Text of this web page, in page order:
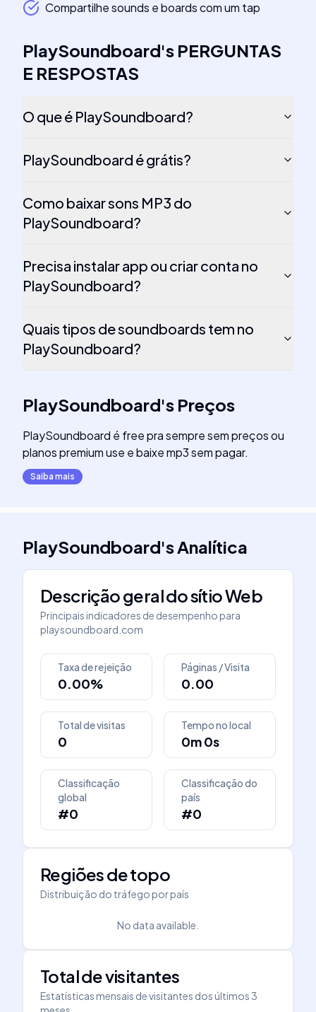
Compartilhe sounds e boards com um tap
PlaySoundboard's PERGUNTAS
E RESPOSTAS
O que é PlaySoundboard?
PlaySoundboard é grátis?
Como baixar sons MP3 do
PlaySoundboard?
Precisa instalar app ou criar conta no
PlaySoundboard?
Quais tipos de soundboards tem no
PlaySoundboard?
PlaySoundboard's Preços
PlaySoundboard é free pra sempre sem preços ou
planos premium use e baixe mp3 sem pagar.
Saiba mais
PlaySoundboard'sAnalítica
Descrição geral do sítio Web
Principais indicadores de desempenho para
playsoundboard.com
Taxa de rejeição
0.00%
Páginas / Visita
0.00
Total de visitas
0
Tempo no local
0m 0s
Classificação
global
#0
Classificação do
país
#0
Regiões de topo
Distribuição do tráfego por país
No data available.
Total de visitantes
Estatísticas mensais de visitantes dos últimos 3